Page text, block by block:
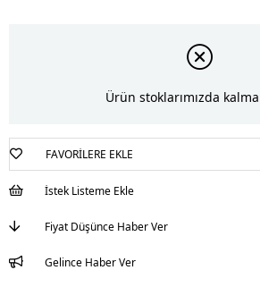
Ürün stoklarımızda
FAVORILERE EKLE
İstek Listeme Ekle
Fiyat Düşünce Haber Ver
Gelince Haber Ver